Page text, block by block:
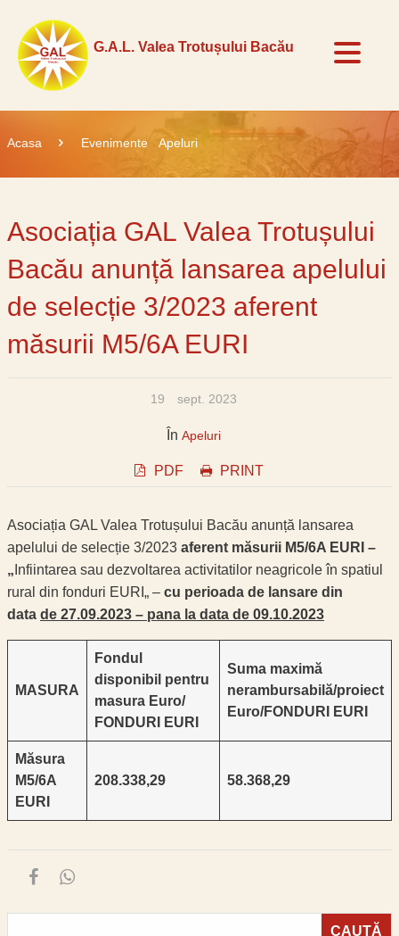
G.A.L. Valea Trotușului Bacău
Acasa Evenimente Apeluri
Asociația GAL Valea Trotușului
Bacău anunță lansarea apelului
de selecție 3/2023 aferent
măsurii M5/6A EURI
19 sept. 2023
În Apeluri
PDF PRINT
Asociația GAL Valea Trotușului Bacău anunță lansarea
apelului de selecție 3/2023 aferent măsurii M5/6A EURI –
„ Infiintarea sau dezvoltarea activitatilor neagricole în spatiul
rural din fonduri EURI„ – cu perioada de lansare din
data de 27.09.2023 – pana la data de 09.10.2023
MASURA
Fondul
disponibil pentru
masura Euro/
FONDURI EURI
Suma maximă
nerambursabilă/proiect
Euro/FONDURI EURI
Măsura
M5/6A
EURI
208.338,29 58.368,29